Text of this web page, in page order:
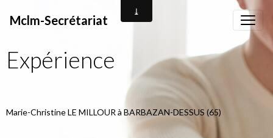
Mclm-Secrétariat
Expérience
Marie-Christine LE MILLOUR à BARBAZAN-DESSUS (65)